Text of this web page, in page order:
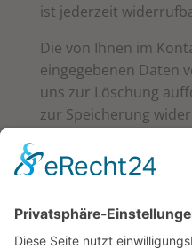
ist jederzeit
Die von Ihnen im
eingegebenen Daten
uns zur Löschung
zur Speicherung
abgeschlossener
Zwingende
unberührt.